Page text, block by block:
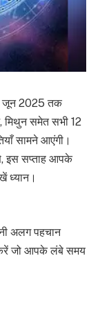
जून 2025 तक
मिथुन समेत सभी 12
सामने आएंगी।
इस सप्ताह आपके
ध्यान।
अलग पहचान
करें जो आपके लंबे समय